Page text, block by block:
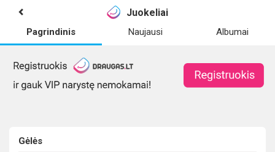
Juokeliai
Pagrindinis Naujausi Albumai
Gėlės